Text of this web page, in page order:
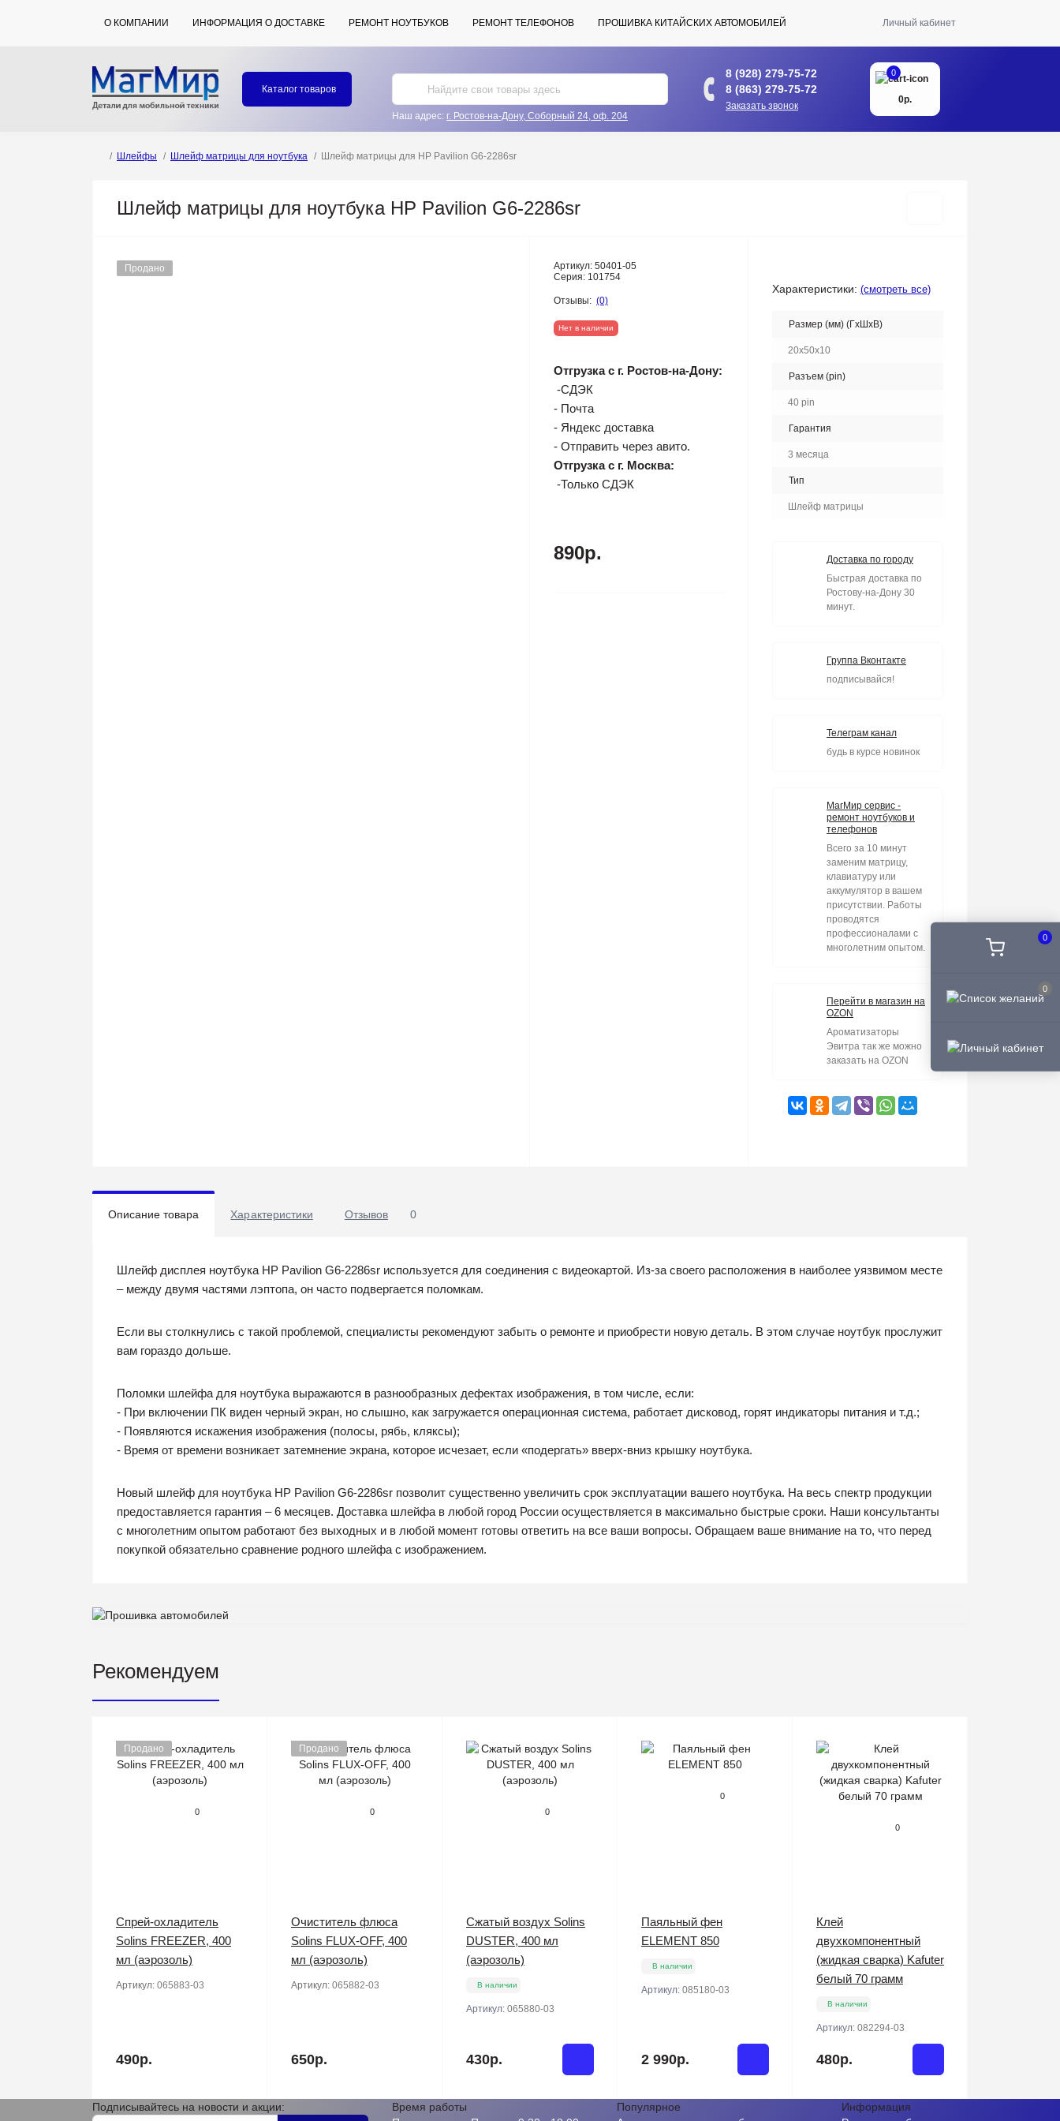
0
0
О КОМПАНИИ ИНФОРМАЦИЯ О ДОСТАВКЕ РЕМОНТ НОУТБУКОВ РЕМОНТ ТЕЛЕФОНОВ ПРОШИВКА КИТАЙСКИХ АВТОМОБИЛЕЙ Личный кабинет
Каталог товаров
Наш адрес: г. Ростов-на-Дону, Соборный 24, оф. 204
8 (928) 279-75-72
8 (863) 279-75-72
Заказать звонок
0
0р.
Шлейфы Шлейф матрицы для ноутбука Шлейф матрицы для HP Pavilion G6-2286sr
Шлейф матрицы для ноутбука HP Pavilion G6-2286sr
Продано Артикул: 50401-05
Серия: 101754
Отзывы: (0)
Нет в наличии
Отгрузка с г. Ростов-на-Дону:
-СДЭК
- Почта
- Яндекс доставка
- Отправить через авито.
Отгрузка с г. Москва:
-Только СДЭК
890р.
Характеристики: (смотреть все)
Размер (мм) (ГхШхВ)
20x50x10
Разъем (pin)
40 pin
Гарантия
3 месяца
Тип
Шлейф матрицы
Доставка по городу
Быстрая доставка по
Ростову-на-Дону 30
минут.
Группа Вконтакте
подписывайся!
Телеграм канал
будь в курсе новинок
МагМир сервис -
ремонт ноутбуков и
телефонов
Всего за 10 минут
заменим матрицу,
клавиатуру или
аккумулятор в вашем
присутствии. Работы
проводятся
профессионалами с
многолетним опытом.
Перейти в магазин на
OZON
Ароматизаторы
Эвитра так же можно
заказать на OZON
Описание товара Характеристики Отзывов 0
Шлейф дисплея ноутбука HP Pavilion G6-2286sr используется для соединения с видеокартой. Из-за своего расположения в наиболее уязвимом месте
– между двумя частями лэптопа, он часто подвергается поломкам.
Если вы столкнулись с такой проблемой, специалисты рекомендуют забыть о ремонте и приобрести новую деталь. В этом случае ноутбук прослужит
вам гораздо дольше.
Поломки шлейфа для ноутбука выражаются в разнообразных дефектах изображения, в том числе, если:
- При включении ПК виден черный экран, но слышно, как загружается операционная система, работает дисковод, горят индикаторы питания и т.д.;
- Появляются искажения изображения (полосы, рябь, кляксы);
- Время от времени возникает затемнение экрана, которое исчезает, если «подергать» вверх-вниз крышку ноутбука.
Новый шлейф для ноутбука HP Pavilion G6-2286sr позволит существенно увеличить срок эксплуатации вашего ноутбука. На весь спектр продукции
предоставляется гарантия – 6 месяцев. Доставка шлейфа в любой город России осуществляется в максимально быстрые сроки. Наши консультанты
с многолетним опытом работают без выходных и в любой момент готовы ответить на все ваши вопросы. Обращаем ваше внимание на то, что перед
покупкой обязательно сравнение родного шлейфа с изображением.
Рекомендуем
Продано
0
Спрей-охладитель
Solins FREEZER, 400
мл (аэрозоль)
Артикул: 065883-03
490р.
Продано
0
Очиститель флюса
Solins FLUX-OFF, 400
мл (аэрозоль)
Артикул: 065882-03
650р.
0
Сжатый воздух Solins
DUSTER, 400 мл
(аэрозоль)
В наличии
Артикул: 065880-03
430р.
0
Паяльный фен
ELEMENT 850
В наличии
Артикул: 085180-03
2 990р.
0
Клей
двухкомпонентный
(жидкая сварка) Kafuter
белый 70 грамм
В наличии
Артикул: 082294-03
480р.
Подписывайтесь на новости и акции:
Время работы
Популярное
Информация